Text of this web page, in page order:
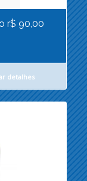
r$ 90,00
detalhes